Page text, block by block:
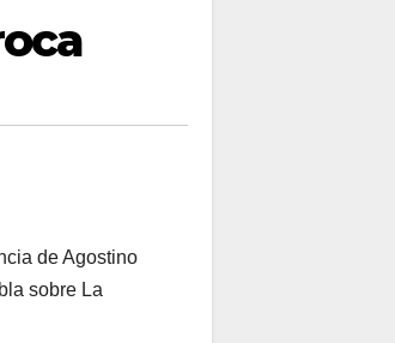
de Agostino
sobre La